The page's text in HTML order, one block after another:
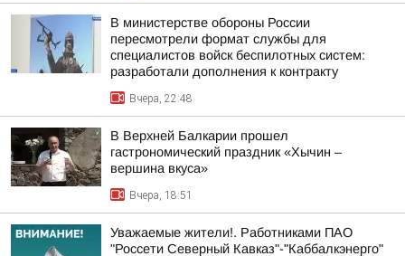
В министерстве обороны России
пересмотрели формат службы для
специалистов войск беспилотных систем:
разработали дополнения к контракту
Вчера, 22:48
В Верхней Балкарии прошел
гастрономический праздник «Хычин –
вершина вкуса»
Вчера, 18:51
Уважаемые жители!. Работниками ПАО
"Россети Северный Кавказ"-"Каббалкэнерго"